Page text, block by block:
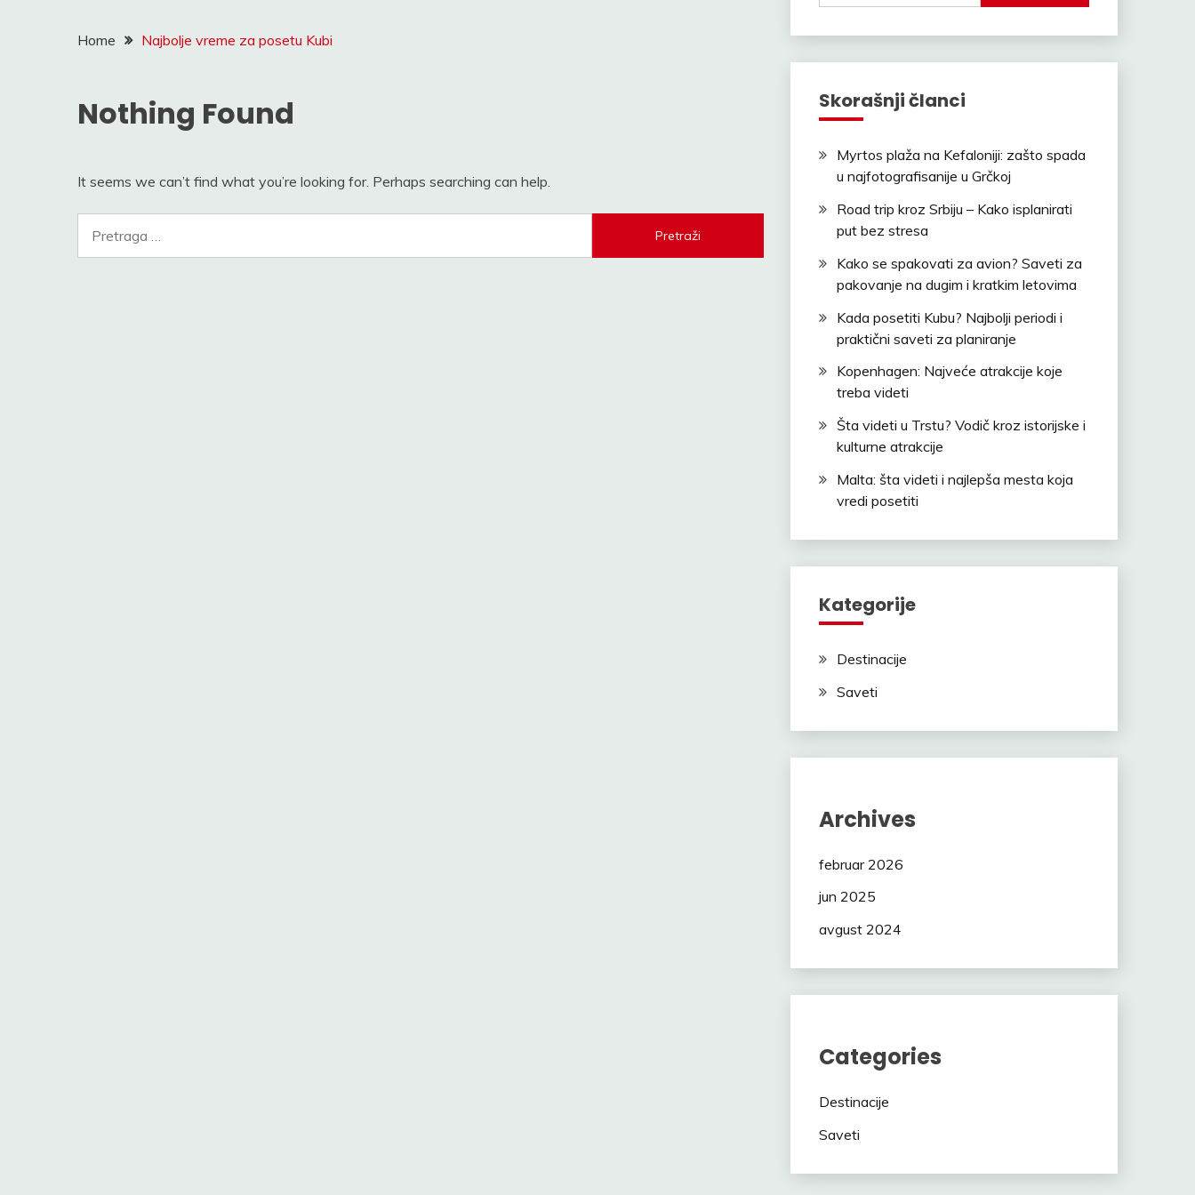
Home Najbolje vreme za posetu Kubi
Nothing Found
It seems we can’t find what you’re looking for. Perhaps searching can help.
za:
Skorašnji članci
Myrtos plaža na Kefaloniji: zašto spada
u najfotografisanije u Grčkoj
Road trip kroz Srbiju – Kako isplanirati
put bez stresa
Kako se spakovati za avion? Saveti za
pakovanje na dugim i kratkim letovima
Kada posetiti Kubu? Najbolji periodi i
praktični saveti za planiranje
Kopenhagen: Najveće atrakcije koje
treba videti
Šta videti u Trstu? Vodič kroz istorijske i
kulturne atrakcije
Malta: šta videti i najlepša mesta koja
vredi posetiti
Kategorije
Destinacije
Saveti
Archives
februar 2026
jun 2025
avgust 2024
Categories
Destinacije
Saveti